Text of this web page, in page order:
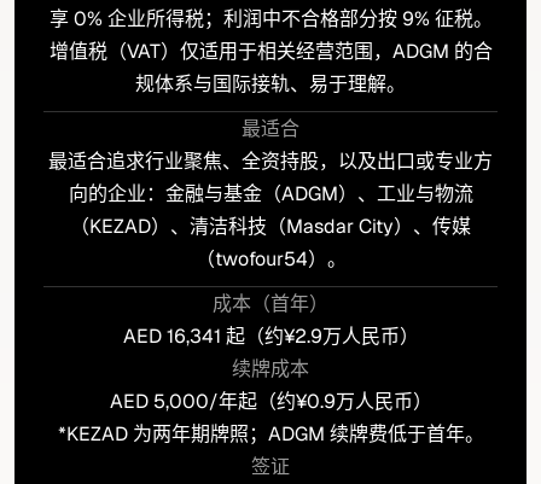
享 0% 企业所得税；利润中不合格部分按 9% 征税。
增值税（VAT）仅适用于相关经营范围，ADGM 的合
规体系与国际接轨、易于理解。
最适合
最适合追求行业聚焦、全资持股，以及出口或专业方
向的企业：金融与基金（ADGM）、工业与物流
（KEZAD）、清洁科技（Masdar City）、传媒
（twofour54）。
成本（首年）
AED 16,341 起（约¥2.9万人民币）
续牌成本
AED 5,000/年起（约¥0.9万人民币）
*KEZAD 为两年期牌照；ADGM 续牌费低于首年。
签证